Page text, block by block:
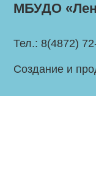
МБУДО
Тел.: 8(4872)
Создание и